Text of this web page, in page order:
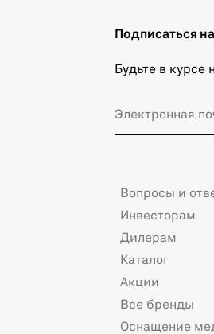
Подписаться
Будьте в
Вопросы и
Инвесторам
Дилерам
Каталог
Акции
Все бренды
Оснащение